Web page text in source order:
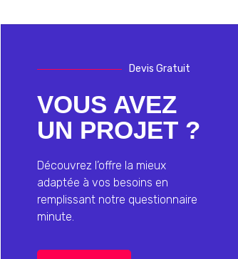
Devis Gratuit
VOUS AVEZ
UN PROJET ?
Découvrez l’offre la mieux
adaptée à vos besoins en
remplissant notre questionnaire
minute.